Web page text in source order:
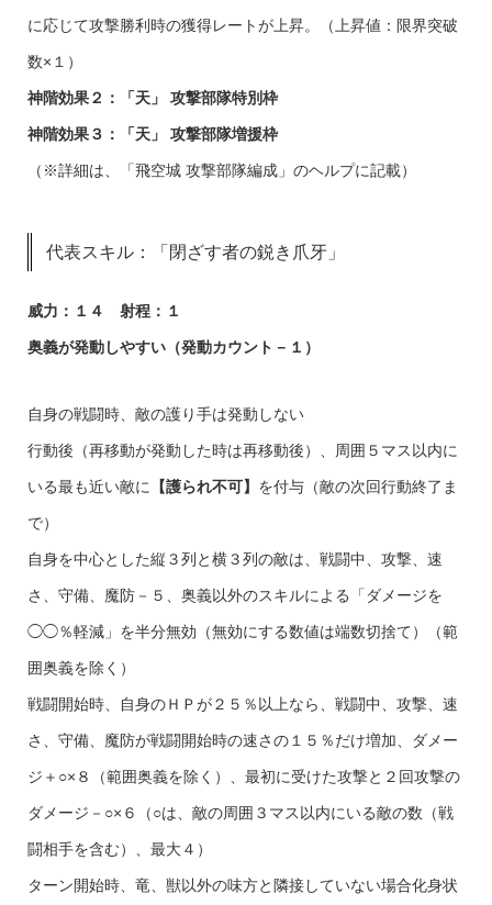
に応じて攻撃勝利時の獲得レートが上昇。（上昇値：限界突破
数×１）
神階効果２：「天」 攻撃部隊特別枠
神階効果３：「天」 攻撃部隊増援枠
（※詳細は、「飛空城 攻撃部隊編成」のヘルプに記載）
代表スキル：「閉ざす者の鋭き爪牙」
威力：１４ 射程：１
奥義が発動しやすい（発動カウント－１）
自身の戦闘時、敵の護り手は発動しない
行動後（再移動が発動した時は再移動後）、周囲５マス以内に
いる最も近い敵に 【護られ不可】 を付与（敵の次回行動終了ま
で）
自身を中心とした縦３列と横３列の敵は、戦闘中、攻撃、速
さ、守備、魔防－５、奥義以外のスキルによる「ダメージを
◯◯％軽減」を半分無効（無効にする数値は端数切捨て）（範
囲奥義を除く）
戦闘開始時、自身のＨＰが２５％以上なら、戦闘中、攻撃、速
さ、守備、魔防が戦闘開始時の速さの１５％だけ増加、ダメー
ジ＋○×８（範囲奥義を除く）、最初に受けた攻撃と２回攻撃の
ダメージ－○×６（○は、敵の周囲３マス以内にいる敵の数（戦
闘相手を含む）、最大４）
ターン開始時、竜、獣以外の味方と隣接していない場合化身状